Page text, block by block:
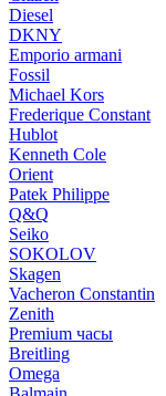
Diesel
DKNY
Emporio armani
Fossil
Michael Kors
Frederique Constant
Hublot
Kenneth Cole
Orient
Patek Philippe
Q&Q
Seiko
SOKOLOV
Skagen
Vacheron Constantin
Zenith
Premium часы
Breitling
Omega